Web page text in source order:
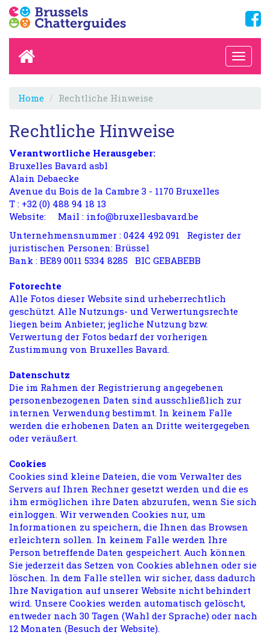
Home Rechtliche Hinweise
Rechtliche Hinweise
Verantwortliche Herausgeber:
Bruxelles Bavard asbl
Alain Debaecke
Avenue du Bois de la Cambre 3 - 1170 Bruxelles
T : +32 (0) 488 94 18 13
Website:
Mail : info@bruxellesbavard.be
Unternehmensnummer : 0424 492 091 Register der
juristischen Personen: Brüssel
Bank : BE89 0011 5334 8285 BIC GEBABEBB
Fotorechte
Alle Fotos dieser Website sind urheberrechtlich
geschützt. Alle Nutzungs- und Verwertungsrechte
liegen beim Anbieter; jegliche Nutzung bzw.
Verwertung der Fotos bedarf der vorherigen
Zustimmung von Bruxelles Bavard.
Datenschutz
Die im Rahmen der Registrierung angegebenen
personenbezogenen Daten sind ausschließlich zur
internen Verwendung bestimmt. In keinem Falle
werden die erhobenen Daten an Dritte weitergegeben
oder veräußert.
Cookies
Cookies sind kleine Dateien, die vom Verwalter des
Servers auf Ihren Rechner gesetzt werden und die es
ihm ermöglichen ihre Daten abzurufen, wenn Sie sich
einloggen. Wir verwenden Cookies nur, um
Informationen zu speichern, die Ihnen das Browsen
erleichtern sollen. In keinem Falle werden Ihre
Person betreffende Daten gespeichert. Auch können
Sie jederzeit das Setzen von Cookies ablehnen oder sie
löschen. In dem Falle stellen wir sicher, dass dadurch
Ihre Navigation auf unserer Website nicht behindert
wird. Unsere Cookies werden automatisch gelöscht,
entweder nach 30 Tagen (Wahl der Sprache) oder nach
12 Monaten (Besuch der Website).